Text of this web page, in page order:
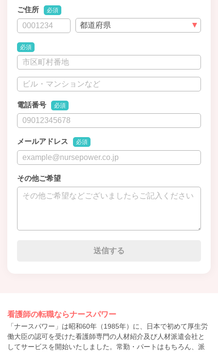
ご住所 必須
必須
電話番号 必須
メールアドレス 必須
その他ご希望
看護師の転職ならナースパワー
「ナースパワー」は昭和60年（1985年）に、日本で初めて厚生労
働大臣の認可を受けた看護師専門の人材紹介及び人材派遣会社と
してサービスを開始いたしました。常勤・パートはもちろん、派